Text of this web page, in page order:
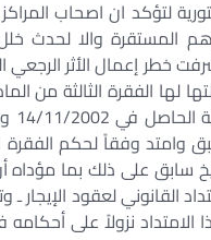
لتؤكد ان اصحاب
المستقرة والا لحدث
خطر إعمال الأثر
القانوني لعقود الإيجار ـ
الامتداد نزولاً على